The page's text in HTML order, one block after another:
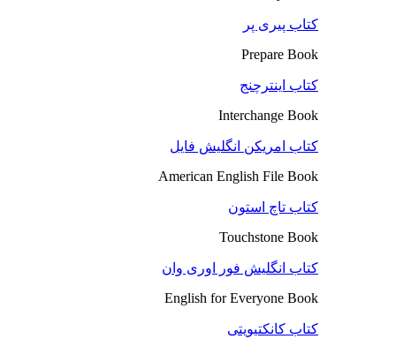
کتاب پیری پر
Prepare Book
کتاب اینترچنج
Interchange Book
کتاب امریکن انگلیش فایل
American English File Book
کتاب تاچ استون
Touchstone Book
کتاب انگلیش فور اوری وان
English for Everyone Book
کتاب کانکتیویتی